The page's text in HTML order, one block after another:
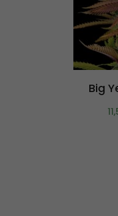
Big